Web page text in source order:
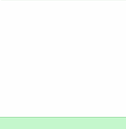
?
avant